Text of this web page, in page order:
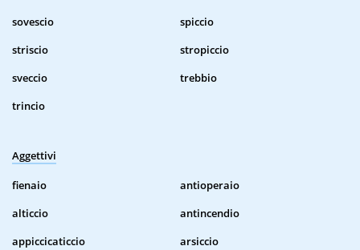
sovescio
spiccio
striscio
stropiccio
sveccio
trebbio
trincio
Aggettivi
fienaio
antioperaio
alticcio
antincendio
appiccicaticcio
arsiccio